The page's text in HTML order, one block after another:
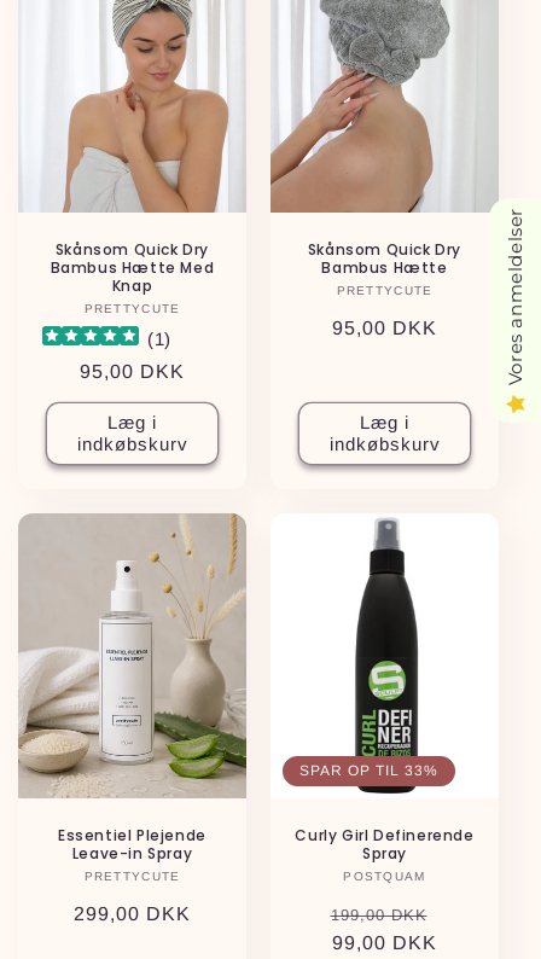
Skånsom Quick Dry
Bambus Hætte Med
Knap
Forhandler:
PRETTYCUTE
(1)
Normalpris
95,00 DKK
Læg i
indkøbskurv
Skånsom Quick Dry
Bambus Hætte
Forhandler:
PRETTYCUTE
Normalpris
95,00 DKK
Læg i
indkøbskurv
Essentiel Plejende
Leave-in Spray
Forhandler:
PRETTYCUTE
Normalpris
299,00 DKK
SPAR OP TIL 33%
Curly Girl Definerende
Spray
Forhandler:
POSTQUAM
Normalpris
199,00 DKK
99,00 DKK
Vores anmeldelser